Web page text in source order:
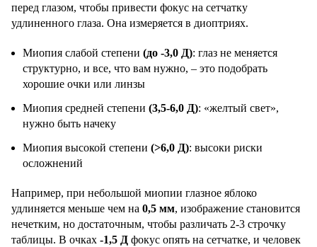
перед глазом, чтобы привести фокус на сетчатку
удлиненного глаза. Она измеряется в диоптриях.
Миопия слабой степени (до -3,0 Д): глаз не меняется
структурно, и все, что вам нужно, – это подобрать
хорошие очки или линзы
Миопия средней степени (3,5-6,0 Д): «желтый свет»,
нужно быть начеку
Миопия высокой степени (>6,0 Д): высоки риски
осложнений
Например, при небольшой миопии глазное яблоко
удлиняется меньше чем на 0,5 мм, изображение становится
нечетким, но достаточным, чтобы различать 2-3 строчку
таблицы. В очках -1,5 Д фокус опять на сетчатке, и человек